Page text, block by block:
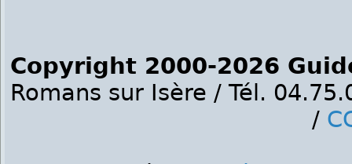
Copyright 2000-2026
Romans sur Isère / Tél.
/